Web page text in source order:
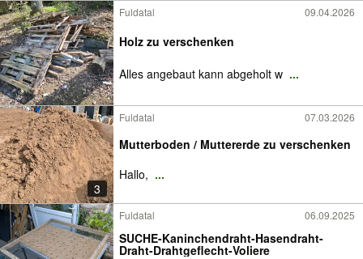
Fuldatal 09.04.2026
Holz zu verschenken
Alles angebaut kann abgeholt w ...
3
Fuldatal 07.03.2026
Mutterboden / Muttererde zu verschenken
Hallo, ...
Fuldatal 06.09.2025
SUCHE-Kaninchendraht-Hasendraht-
Draht-Drahtgeflecht-Voliere